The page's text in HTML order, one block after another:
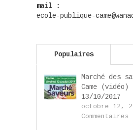
mail :
ecole-publique-
Populaires
Marché des
Came (vidéo)
13/10/2017
octobre 12,
Commentaires